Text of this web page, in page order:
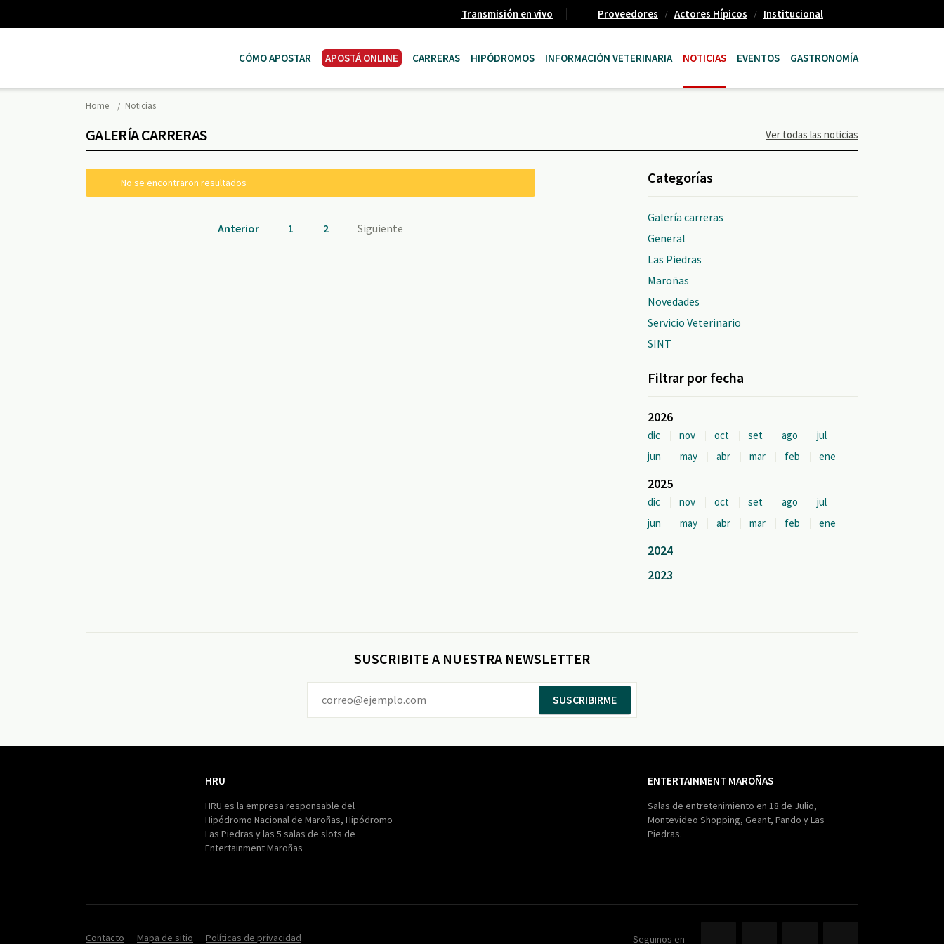
Transmisión en vivo Proveedores Actores Hípicos Institucional
CÓMO APOSTAR APOSTÁ ONLINE CARRERAS HIPÓDROMOS INFORMACIÓN VETERINARIA NOTICIAS EVENTOS GASTRONOMÍA
Home Noticias
GALERÍA CARRERAS Ver todas las noticias
No se encontraron resultados
Anterior 1 2 Siguiente
Categorías
Galería carreras
General
Las Piedras
Maroñas
Novedades
Servicio Veterinario
SINT
Filtrar por fecha
2026
dic nov oct set ago
jul
jun
may abr mar feb ene
2025
dic nov oct set ago
jul
jun
may abr mar feb ene
2024
2023
SUSCRIBITE A NUESTRA NEWSLETTER
SUSCRIBIRME
HRU
HRU es la empresa responsable del
Hipódromo Nacional de Maroñas, Hipódromo
Las Piedras y las 5 salas de slots de
Entertainment Maroñas
ENTERTAINMENT MAROÑAS
Salas de entretenimiento en 18 de Julio,
Montevideo Shopping, Geant, Pando y Las
Piedras.
Contacto Mapa de sitio Políticas de privacidad Seguinos en